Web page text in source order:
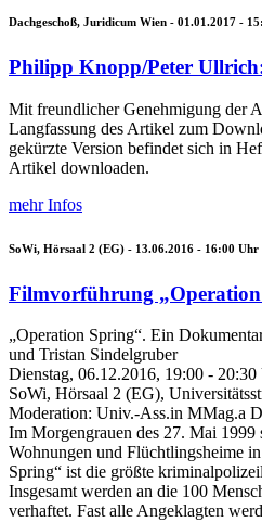
Dachgeschoß, Juridicum Wien - 01.01.2017 -
Philipp Knopp/Peter
Mit freundlicher Genehmigung der
Langfassung des Artikel zum
gekürzte Version befindet sich in
Artikel downloaden.
mehr Infos
SoWi, Hörsaal 2 (EG) - 13.06.2016 - 16:00 Uhr
Filmvorführung
„Operation Spring“. Ein
und Tristan Sindelgruber
Dienstag, 06.12.2016, 19:00 - 20:30
SoWi, Hörsaal 2 (EG),
Moderation: Univ.-Ass.in MMag.a
Im Morgengrauen des 27. Mai 1999
Wohnungen und Flüchtlingsheime
Spring“ ist die größte
Insgesamt werden an die 100
verhaftet. Fast alle Angeklagten